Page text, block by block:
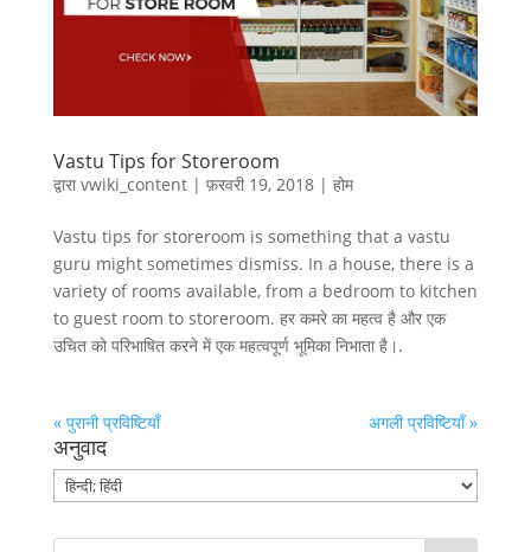
Vastu Tips for Storeroom
द्वाराvwiki_content| फ़रवरी 19, 2018| होम
Vastu tips for storeroom is something that a vastu
guru might sometimes dismiss. In a house, there is a
variety of rooms available, from a bedroom to kitchen
to guest room to storeroom. हर कमरे का महत्व है और एक
उचित को परिभाषित करने में एक महत्वपूर्ण भूमिका निभाता है।.
« पुरानी प्रविष्टियाँ अगली प्रविष्टियाँ »
अनुवाद